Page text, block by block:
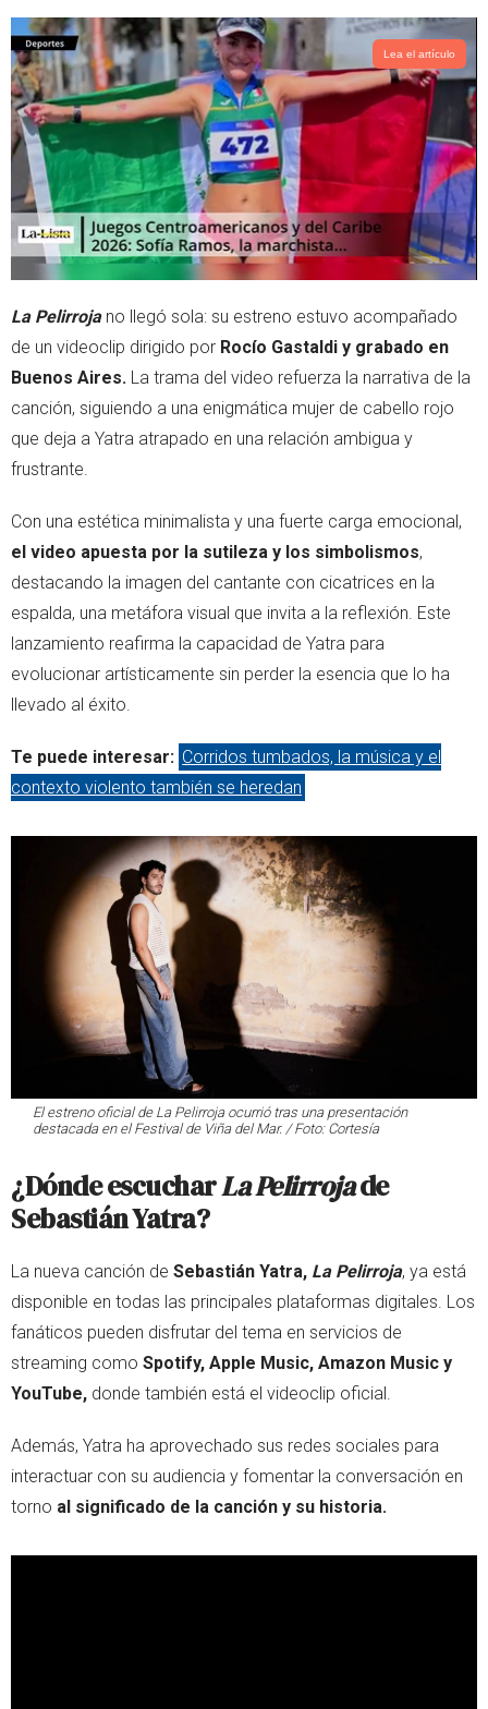
Lea el artículo
La Pelirrojano llegó sola: su estreno estuvo acompañado
de un videoclip dirigido por Rocío Gastaldi y grabado en
Buenos Aires. La trama del video refuerza la narrativa de la
canción, siguiendo a una enigmática mujer de cabello rojo
que deja a Yatra atrapado en una relación ambigua y
frustrante.
Con una estética minimalista y una fuerte carga emocional,
el video apuesta por la sutileza y los simbolismos,
destacando la imagen del cantante con cicatrices en la
espalda, una metáfora visual que invita a la reflexión. Este
lanzamiento reafirma la capacidad de Yatra para
evolucionar artísticamente sin perder la esencia que lo ha
llevado al éxito.
Te puede interesar: Corridos tumbados, la música y el
contexto violento también se heredan
El estreno oficial de La Pelirroja ocurrió tras una presentación
destacada en el Festival de Viña del Mar. / Foto: Cortesía
¿Dónde escucharLa Pelirrojade
Sebastián Yatra?
La nueva canción de Sebastián Yatra, La Pelirroja, ya está
disponible en todas las principales plataformas digitales. Los
fanáticos pueden disfrutar del tema en servicios de
streaming como Spotify, Apple Music, Amazon Music y
YouTube, donde también está el videoclip oficial.
Además, Yatra ha aprovechado sus redes sociales para
interactuar con su audiencia y fomentar la conversación en
torno al significado de la canción y su historia.